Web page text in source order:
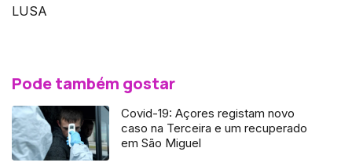
LUSA
Pode também gostar
Covid-19: Açores registam novo
caso na Terceira e um recuperado
em São Miguel